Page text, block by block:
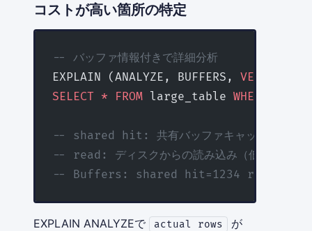
コストが高い箇所の特定
-- バッファ情報付きで詳細分析
EXPLAIN (ANALYZE, BUFFERS, VERBOSE
SELECT * FROM large_table WHERE
-- shared hit: 共有バッファキャッシュからの
-- read: ディスクからの読み込み（低速）
-- Buffers: shared hit=1234 read=5678 な
EXPLAIN ANALYZEで actual rows が